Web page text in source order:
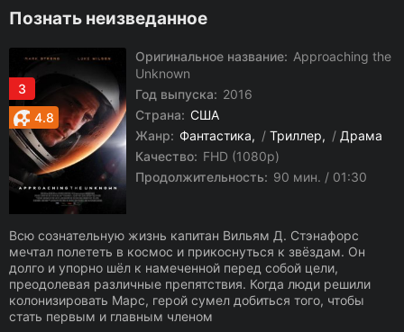
Познать неизведанное
3
4.8
Оригинальное название: Approaching the
Unknown
Год выпуска: 2016
Страна: США
Жанр: Фантастика / Триллер / Драма
Качество: FHD (1080p)
Продолжительность: 90 мин. / 01:30
Всю сознательную жизнь капитан Вильям Д. Стэнафорс
мечтал полететь в космос и прикоснуться к звёздам. Он
долго и упорно шёл к намеченной перед собой цели,
преодолевая различные препятствия. Когда люди решили
колонизировать Марс, герой сумел добиться того, чтобы
стать первым и главным членом